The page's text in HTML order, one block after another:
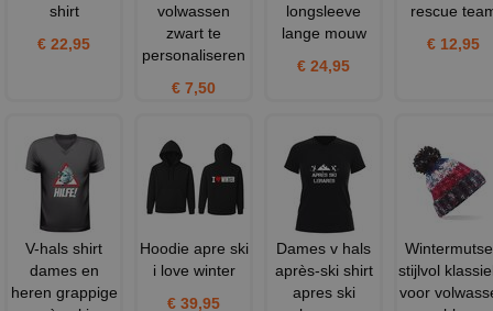
shirt
€ 22,95
volwassen
zwart te
personaliseren
€ 7,50
longsleeve
lange mouw
€ 24,95
rescue
€ 12,95
V-hals shirt
dames en
heren grappige
Hoodie apre ski
i love winter
€ 39,95
Dames v hals
après-ski shirt
apres ski
stijlvol
voor